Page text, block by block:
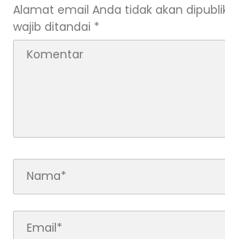
Alamat email Anda tidak akan
wajib ditandai *